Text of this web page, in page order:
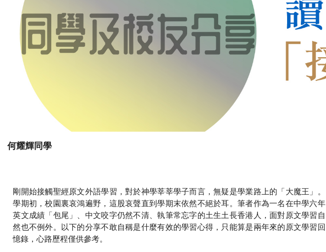
何耀輝同學
剛開始接觸聖經原文外語學習，對於神學莘莘學子而言，無疑是學業路上的「大魔王」。
學期初，校園裏哀鴻遍野，這股哀聲直到學期末依然不絕於耳。筆者作為一名在中學六年
英文成績「包尾」、中文咬字仍然不清、執筆常忘字的土生土長香港人，面對原文學習自
然也不例外。以下的分享不敢自稱是什麼有效的學習心得，只能算是兩年來的原文學習回
憶錄，心路歷程僅供參考。